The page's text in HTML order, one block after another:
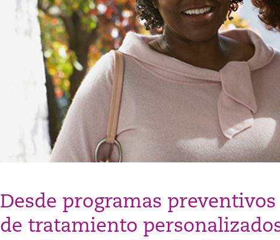
Desde programas
de tratamiento